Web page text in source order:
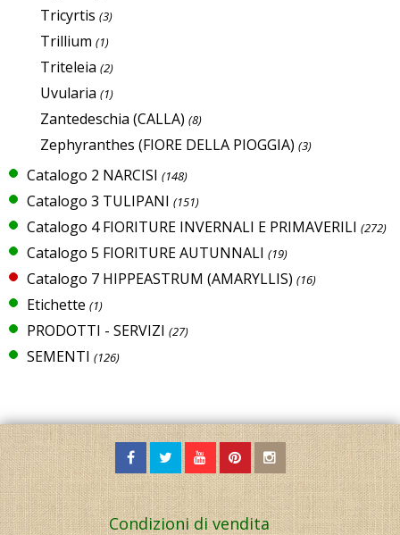
Tricyrtis (3)
Trillium (1)
Triteleia (2)
Uvularia (1)
Zantedeschia (CALLA) (8)
Zephyranthes (FIORE DELLA PIOGGIA) (3)
Catalogo 2 NARCISI (148)
Catalogo 3 TULIPANI (151)
Catalogo 4 FIORITURE INVERNALI E PRIMAVERILI (272)
Catalogo 5 FIORITURE AUTUNNALI (19)
Catalogo 7 HIPPEASTRUM (AMARYLLIS) (16)
Etichette (1)
PRODOTTI - SERVIZI (27)
SEMENTI (126)
Condizioni di vendita